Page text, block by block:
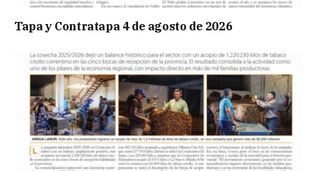
Tapa y Contratapa 4 de agosto de 2026